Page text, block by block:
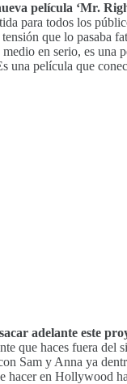
película ‘Mr.
para todos los
que lo pasaba
en serio, es una
una película que
adelante este
que haces fuera del
Sam y Anna ya
hacer en Hollywood